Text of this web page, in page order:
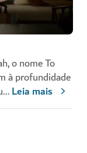
o nome To
à profundidade
...Leia mais